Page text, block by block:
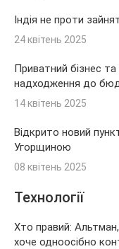
Індія не проти
24 квітень 2025
Приватний бізнес
надходження до
14 квітень 2025
Відкрито новий
Угорщиною
08 квітень 2025
Технології
Хто правий:
хоче одноосібно